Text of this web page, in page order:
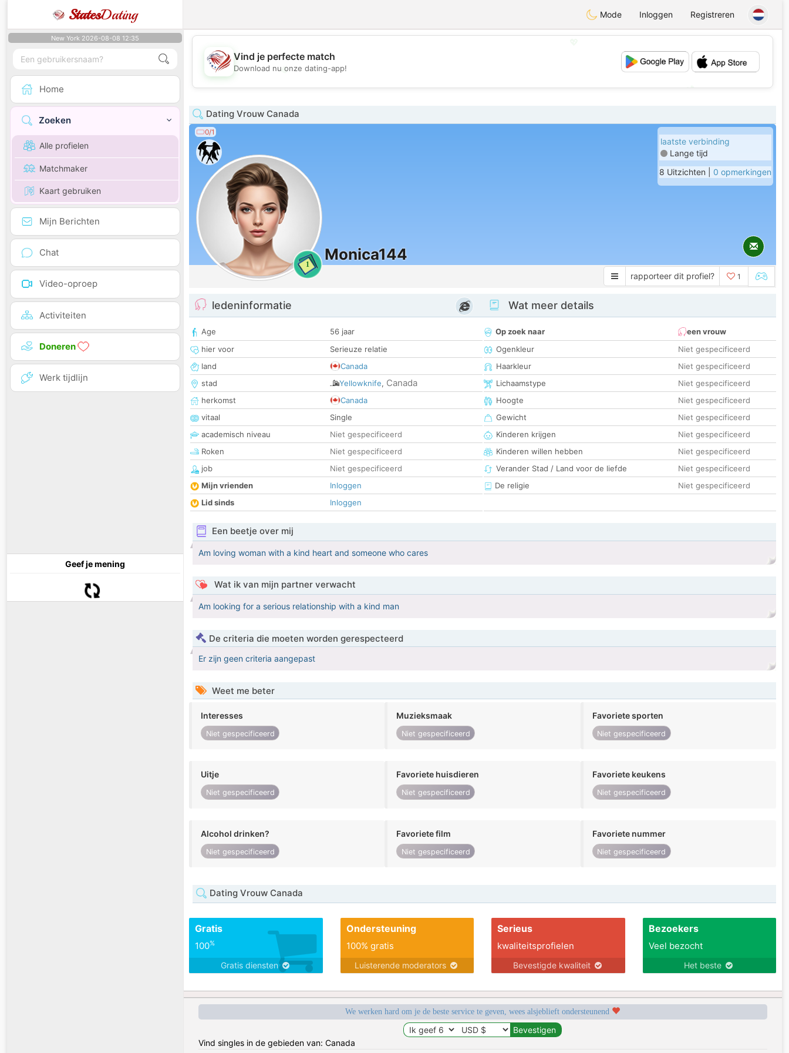
StatesDating Mode Inloggen Registreren
New York 2026-08-08 12:35
Home
Zoeken
Alle profielen
Matchmaker
Kaart gebruiken
Mijn Berichten
Chat
Video-oproep
Activiteiten
Doneren
Werk tijdlijn
Geef je mening
💖
💕
Vind je perfecte match
Download nu onze dating-app!
Dating Vrouw Canada
0/1
1
Monica144
laatste verbinding
Lange tijd
8 Uitzichten | 0 opmerkingen
rapporteer dit profiel? 1
ledeninformatie
Age
56 jaar
hier voor
Serieuze relatie
land
Canada
stad
Yellowknife, Canada
herkomst
Canada
vitaal
Single
academisch niveau
Niet gespecificeerd
Roken
Niet gespecificeerd
job
Niet gespecificeerd
Mijn vrienden
Inloggen
Lid sinds
Inloggen
Wat meer details
Op zoek naar
een vrouw
Ogenkleur
Niet gespecificeerd
Haarkleur
Niet gespecificeerd
Lichaamstype
Niet gespecificeerd
Hoogte
Niet gespecificeerd
Gewicht
Niet gespecificeerd
Kinderen krijgen
Niet gespecificeerd
Kinderen willen hebben
Niet gespecificeerd
Verander Stad / Land voor de liefde
Niet gespecificeerd
De religie
Niet gespecificeerd
Een beetje over mij
Am loving woman with a kind heart and someone who cares
Wat ik van mijn partner verwacht
Am looking for a serious relationship with a kind man
De criteria die moeten worden gerespecteerd
Er zijn geen criteria aangepast
Weet me beter
Interesses
Niet gespecificeerd
Muzieksmaak
Niet gespecificeerd
Favoriete sporten
Niet gespecificeerd
Uitje
Niet gespecificeerd
Favoriete huisdieren
Niet gespecificeerd
Favoriete keukens
Niet gespecificeerd
Alcohol drinken?
Niet gespecificeerd
Favoriete film
Niet gespecificeerd
Favoriete nummer
Niet gespecificeerd
Dating Vrouw Canada
Gratis
100%
Gratis diensten
Ondersteuning
100% gratis
Luisterende moderators
Serieus
kwaliteitsprofielen
Bevestigde kwaliteit
Bezoekers
Veel bezocht
Het beste
We werken hard om je de beste service te geven, wees alsjeblieft ondersteunend
Vind singles in de gebieden van: Canada